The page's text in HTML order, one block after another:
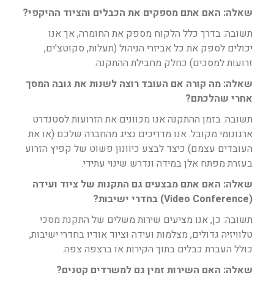
שאלה: האם אתם מספקים את הכבלים והציוד ההיקפי?
תשובה: בדרך כלל הלקוח מספק את החומרה, אך אנו
יכולים לספק את כל אביזרי הניהול (תעלות, סקוטצ'ים,
זרועות למסכים) כחלק מחבילת ההתקנה.
שאלה: מה קורה אם העובד רוצה לשנות את גובה המסך
אחרי שהלכתם?
תשובה: בזמן ההתקנה אנו מכוונים את הזרועות לסטנדרט
ארגונומי מקובל. אנו מדריכים נציג מהחברה שלכם (או את
העובדים עצמם) כיצד לבצע כיוונון פשוט של קפיץ הזרוע
בעזרת מפתח אלן במידה ונדרש שינוי עתידי.
שאלה: האם אתם מבצעים גם התקנות של ציוד ועידה
(Video Conference) בחדרי ישיבות?
תשובה: כן, אנו מציעים שירות משלים של התקנת מסכי
טלוויזיה גדולים, מצלמות ועידה וציוד אודיו בחדרי ישיבות,
כולל העברת כבלים בתוך הקירות או ברצפה צפה.
שאלה: האם השירות זמין גם למשרדים קטנים?